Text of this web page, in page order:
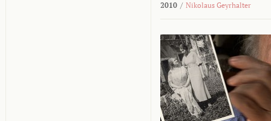
2010 / Nikolaus Geyrhalter